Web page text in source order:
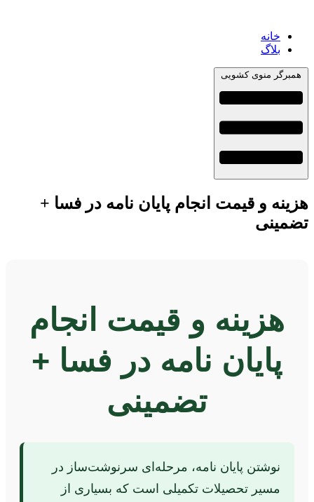
خانه
بلاگ
منوی کشویی
و قیمت انجام پایان نامه در فسا +
هزینه و قیمت انجام
پایان نامه در فسا +
تضمینی
نوشتن پایان نامه، مرحله‌ای سرنوشت‌ساز در
مسیر تحصیلات تکمیلی است که بسیاری از